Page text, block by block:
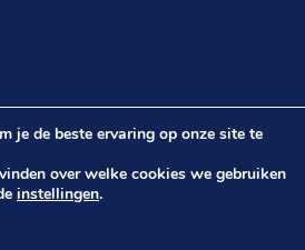
WSDH
je de beste ervaring op onze site te
over welke cookies we gebruiken
instellingen.